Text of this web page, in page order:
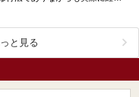
と見る